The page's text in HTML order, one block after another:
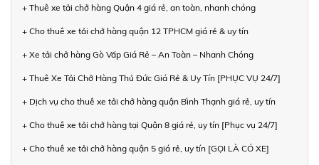
+ Thuê xe tải chở hàng Quận 4 giá rẻ, an toàn, nhanh chóng
+ Cho thuê xe tải chở hàng quận 12 TPHCM giá rẻ & uy tín
+ Xe tải chở hàng Gò Vấp Giá Rẻ – An Toàn – Nhanh Chóng
+ Thuê Xe Tải Chở Hàng Thủ Đức Giá Rẻ & Uy Tín [PHỤC VỤ 24/7]
+ Dịch vụ cho thuê xe tải chở hàng quận Bình Thạnh giá rẻ, uy tín
+ Cho thuê xe tải chở hàng tại Quận 8 giá rẻ, uy tín [Phục vụ 24/7]
+ Cho thuê xe tải chở hàng quận 5 giá rẻ, uy tín [GỌI LÀ CÓ XE]